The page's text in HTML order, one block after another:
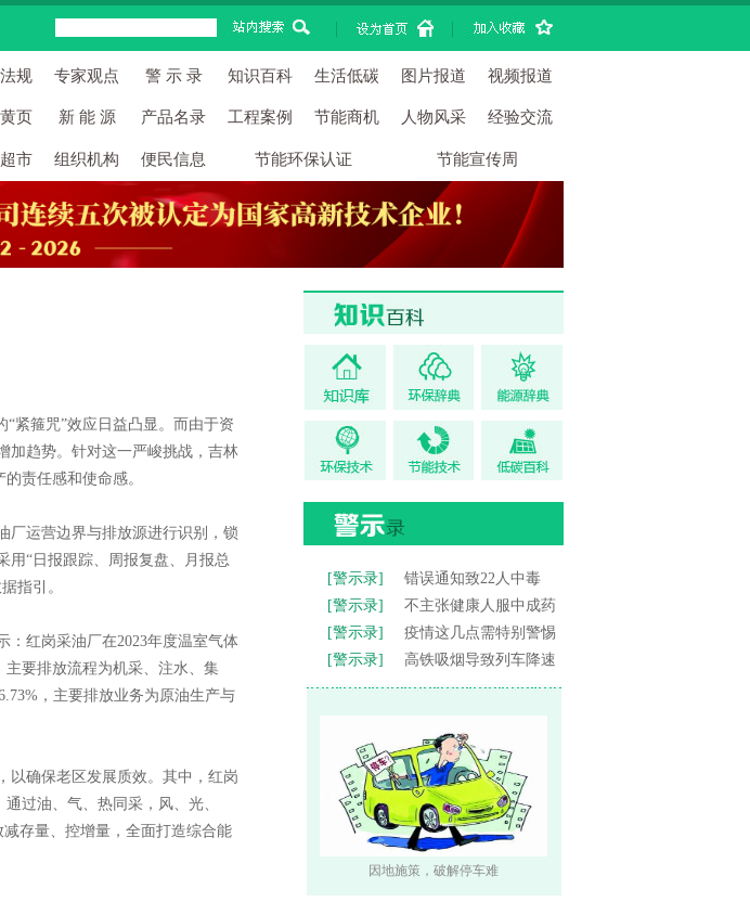
| |
规 专家观点 警 示 录 知识百科 生活低碳 图片报道 视频报道
页 新 能 源 产品名录 工程案例 节能商机 人物风采 经验交流
市 组织机构 便民信息 节能环保认证 节能宣传周
紧箍咒”效应日益凸显。而由于资
加趋势。针对这一严峻挑战，吉林
责任感和使命感。
运营边界与排放源进行识别，锁
用“日报跟踪、周报复盘、月报总
指引。
红岗采油厂在2023年度温室气体
主要排放流程为机采、注水、集
，主要排放业务为原油生产与
确保老区发展质效。其中，红岗
过油、气、热同采，风、光、
存量、控增量，全面打造综合能
[警示录]
错误通知致22人中毒
[警示录]
不主张健康人服中成药
[警示录]
疫情这几点需特别警惕
[警示录]
高铁吸烟导致列车降速
因地施策，破解停车难